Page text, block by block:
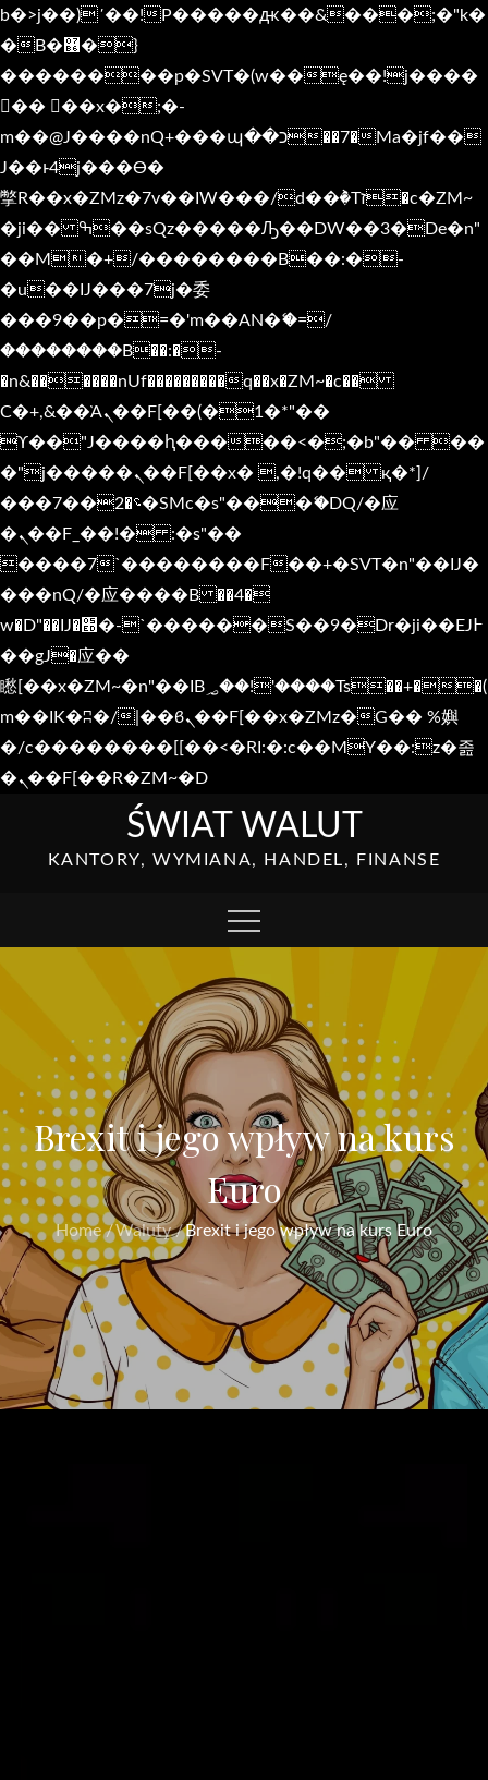
b�>j��)΄��!P�����ԫ��&���;�"k�
�B�޶�}
��������p�SVT�(w��ę��!j����
�� ��x�;�-
m��@J����nQ+���պ��כ��7�Ma�jf��
J��ͱ4j���Ѳ�
撆R��x�ZMz�7v��IW���/d��ٞ�Тז�c�ZM~
�ji�� ߒ��sQz�����Ԡ��DW��3�De�n"
��M�+/��������B��:�-
�u��IJ���7j�委
���9��p�=�'m��AN�ޭ�=/
��������B��:�-
�n&������nUf���������q��x�ZM~�c��
Ϲ�+,&��Ὰܢ��F[��(�1�*"��
ϒ��"J����ԧ�����<�;�b"�� ��
�"j�����ܢ��F[��x� ,�!q�� қ�*]/
���؝�2��7�SMc�s"���ޭ�DQ/�应
�ܢ��F_��!� :�s"��
����7`��������F��+�SVT�n"��IJ�
���nQ/�应����B ��4�
w�D"��IJ�׭�-`������S��9�Dr�ji��EJ߅
��gJ�应��
矁[��x�ZM~�n"��IB؃��!'����Тѕ��+��(
m��IK�ʭ�/|��ϐܢ��F[��x�ZMz�G�� %嬩
�/c��������[[��<�RI:�:c��MΎ��:z�졾
�ܢ��F[��R�ZM~�D
content
ŚWIAT WALUT
KANTORY, WYMIANA, HANDEL, FINANSE
Brexit i jego wpływ na kurs
Euro
Home Waluty Brexit i jego wpływ na kurs Euro